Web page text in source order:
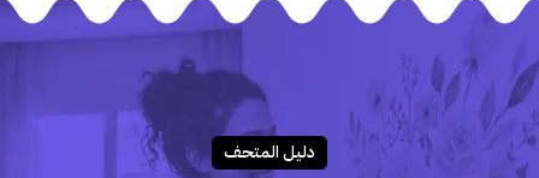
دليـل المتحـف